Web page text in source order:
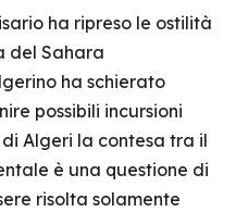
ha ripreso le ostilità
del Sahara
ha schierato
possibili incursioni
Algeri la contesa tra il
è una questione di
risolta solamente